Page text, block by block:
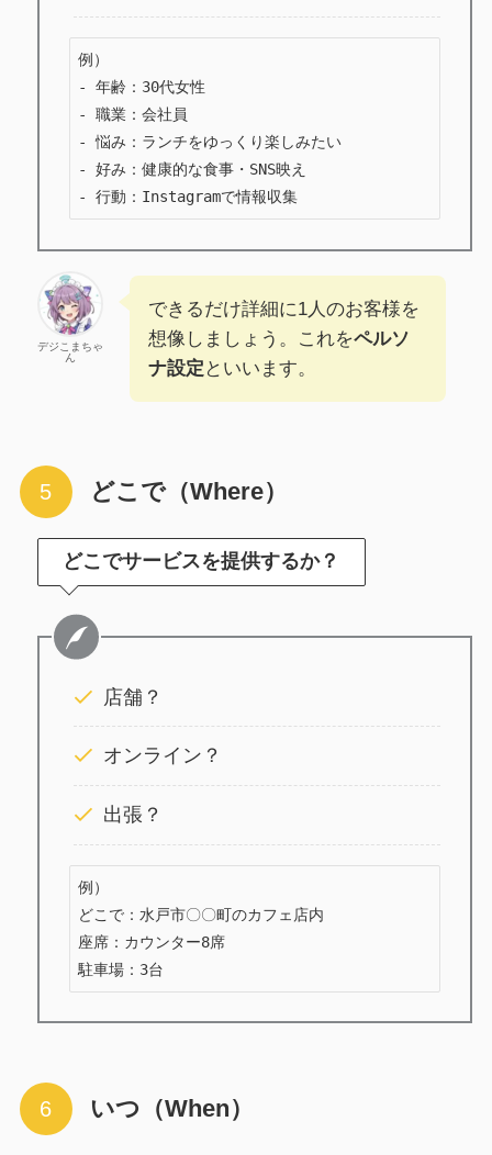
例）
- 年齢：30代女性
- 職業：会社員
- 悩み：ランチをゆっくり楽しみたい
- 好み：健康的な食事・SNS映え
- 行動：Instagramで情報収集
デジこまちゃ
ん
できるだけ詳細に1人のお客様を
想像しましょう。これをペルソ
ナ設定 といいます。
どこで（Where）
どこでサービスを提供するか？
店舗？
オンライン？
出張？
例）
どこで：水戸市〇〇町のカフェ店内
座席：カウンター8席
駐車場：3台
いつ（When）